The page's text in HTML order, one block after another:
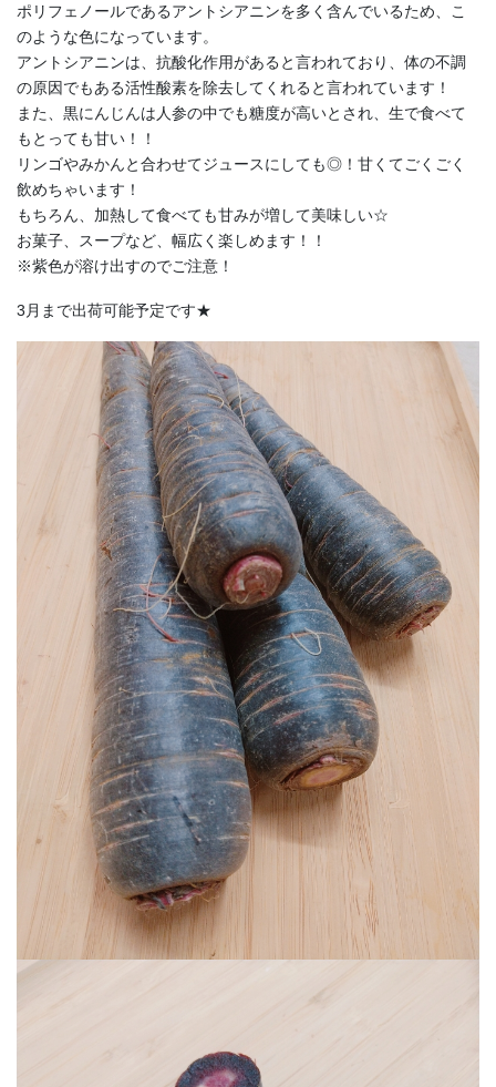
ポリフェノールであるアントシアニンを多く含んでいるため、こ
のような色になっています。
アントシアニンは、抗酸化作用があると言われており、体の不調
の原因でもある活性酸素を除去してくれると言われています！
また、黒にんじんは人参の中でも糖度が高いとされ、生で食べて
もとっても甘い！！
リンゴやみかんと合わせてジュースにしても◎！甘くてごくごく
飲めちゃいます！
もちろん、加熱して食べても甘みが増して美味しい☆
お菓子、スープなど、幅広く楽しめます！！
※紫色が溶け出すのでご注意！
3月まで出荷可能予定です★